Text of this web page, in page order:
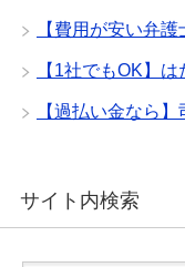
【費用が安い弁
【1社でもOK】
【過払い金なら
サイト内検索